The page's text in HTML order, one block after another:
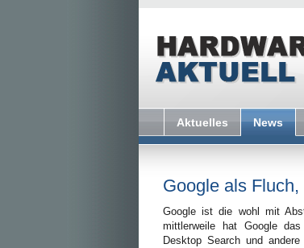
Aktuelles News
Google als
Google ist die wohl mit
mittlerweile hat Google
Desktop Search und